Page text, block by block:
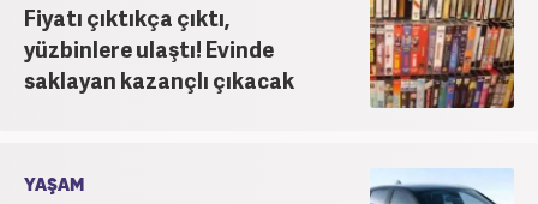
Fiyatı çıktıkça çıktı,
yüzbinlere ulaştı! Evinde
saklayan kazançlı çıkacak
YAŞAM